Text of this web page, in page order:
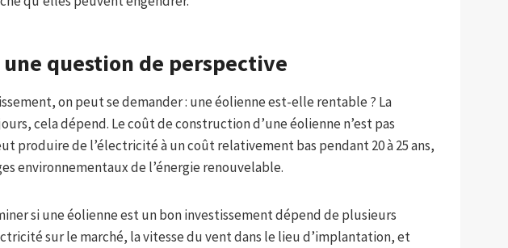
question de perspective
on peut se demander : une éolienne est-elle rentable ? La
cela dépend. Le coût de construction d’une éolienne n’est pas
produire de l’électricité à un coût relativement bas pendant 20 à 25 ans,
environnementaux de l’énergie renouvelable.
si une éolienne est un bon investissement dépend de plusieurs
sur le marché, la vitesse du vent dans le lieu d’implantation, et